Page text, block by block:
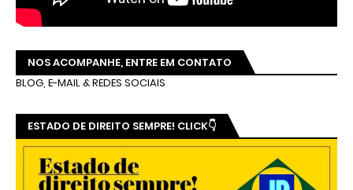
NOS ACOMPANHE, ENTRE EM CONTATO
BLOG, E-MAIL & REDES SOCIAIS
ESTADO DE DIREITO SEMPRE! CLICK👇